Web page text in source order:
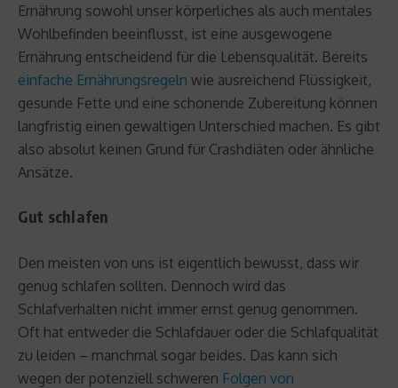
Ernährung sowohl unser körperliches als auch mentales
Wohlbefinden beeinflusst, ist eine ausgewogene
Ernährung entscheidend für die Lebensqualität. Bereits
einfache Ernährungsregeln wie ausreichend Flüssigkeit,
gesunde Fette und eine schonende Zubereitung können
langfristig einen gewaltigen Unterschied machen. Es gibt
also absolut keinen Grund für Crashdiäten oder ähnliche
Ansätze.
Gut schlafen
Den meisten von uns ist eigentlich bewusst, dass wir
genug schlafen sollten. Dennoch wird das
Schlafverhalten nicht immer ernst genug genommen.
Oft hat entweder die Schlafdauer oder die Schlafqualität
zu leiden – manchmal sogar beides. Das kann sich
wegen der potenziell schweren Folgen von